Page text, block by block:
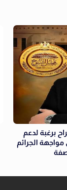
برغبة لدعم
الجرائم